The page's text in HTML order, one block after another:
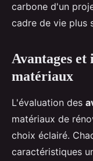
carbone d'un
cadre de vie plus
Avantages et
matériaux
L'évaluation des
matériaux de
choix éclairé.
caractéristiques